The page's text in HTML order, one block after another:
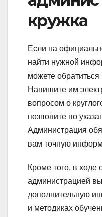
кружка
Если на
найти нужной
можете
Напишите им
вопросом о
позвоните по
Администрация
вам точную
Кроме того, в ходе
администрацией
дополнительную
и методиках